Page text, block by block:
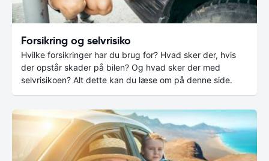
Forsikring og selvrisiko
Hvilke forsikringer har du brug for? Hvad sker der, hvis
der opstår skader på bilen? Og hvad sker der med
selvrisikoen? Alt dette kan du læse om på denne side.